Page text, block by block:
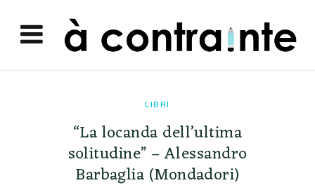
LIBRI
“La locanda dell’ultima
solitudine” – Alessandro
Barbaglia (Mondadori)